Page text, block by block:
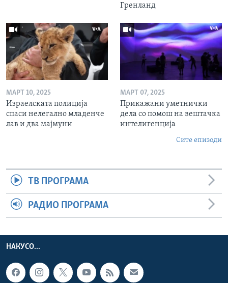
Гренланд
МАРТ 10, 2025
Израелската полиција
спаси нелегално младенче
лав и два мајмуни
МАРТ 07, 2025
Прикажани уметнички
дела со помош на вештачка
интелигенција
Сите епизоди
ТВ ПРОГРАМА
РАДИО ПРОГРАМА
НАКУСО...